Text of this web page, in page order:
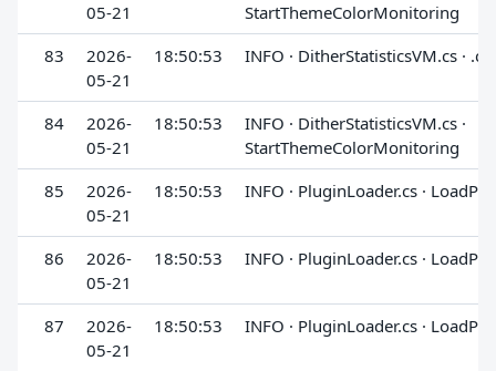
05-21
StartThemeColorMonitoring
83
2026-
05-21
18:50:53 INFO · DitherStatisticsVM.cs ·
84
2026-
05-21
18:50:53
INFO · DitherStatisticsVM.cs ·
StartThemeColorMonitoring
85
2026-
05-21
18:50:53 INFO · PluginLoader.cs ·
86
2026-
05-21
18:50:53 INFO · PluginLoader.cs ·
87
2026-
05-21
18:50:53 INFO · PluginLoader.cs ·